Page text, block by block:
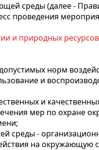
среды (далее -
проведения
и природных
норм
и
и
мер по охране
среды -
на окружающую